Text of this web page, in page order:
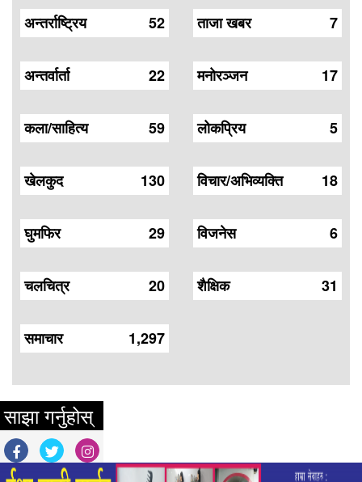
52
अन्तर्राष्ट्रिय
22
अन्तर्वार्ता
59
कला/साहित्य
130
खेलकुद
29
घुमफिर
20
चलचित्र
7
ताजा खबर
17
मनोरञ्जन
5
लोकप्रिय
18
विचार/अभिव्यक्ति
6
विजनेस
31
शैक्षिक
1,297
समाचार
साझा गर्नुहोस्